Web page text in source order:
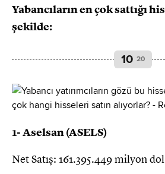
Yabancıların en çok sattığı
şekilde:
10 20
1- Aselsan (ASELS)
Net Satış: 161.395.449 milyon